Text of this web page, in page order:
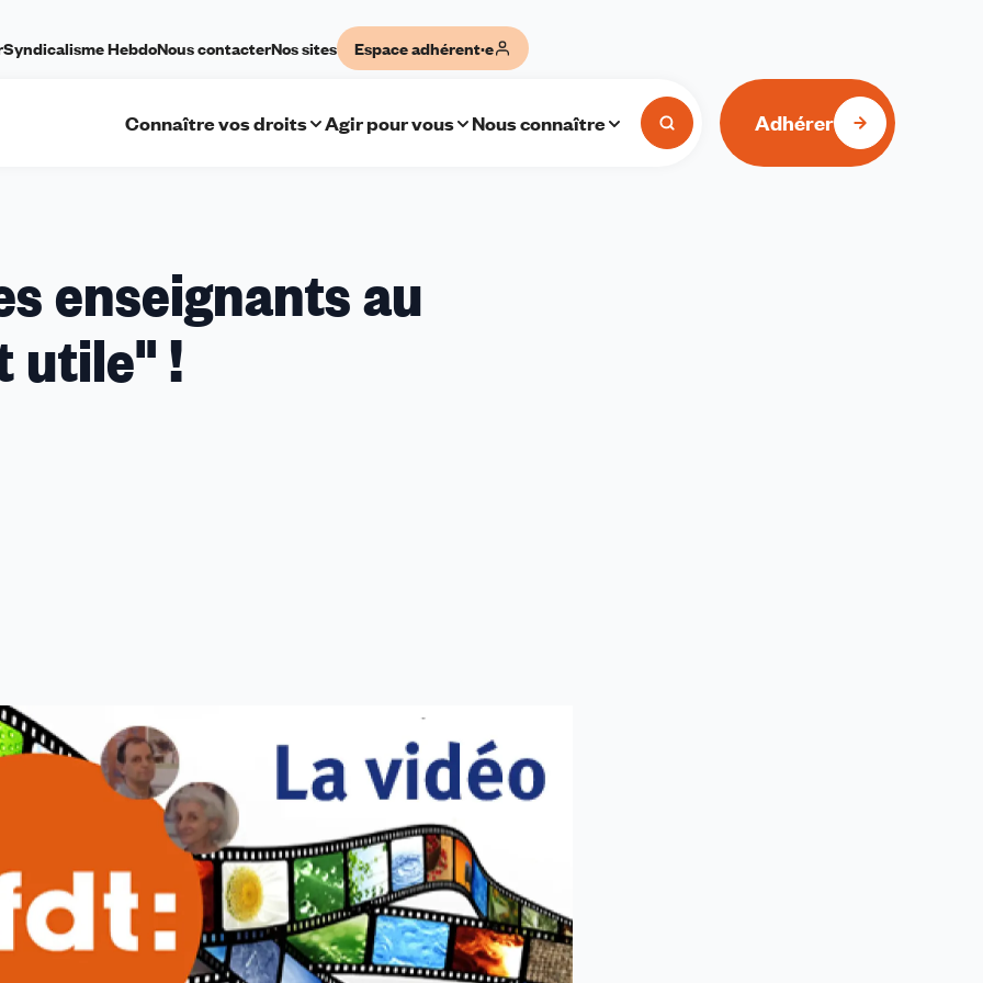
Syndicalisme HebdoNous contacterNos sites Espace adhérent·e
Connaître vos droits Agir pour vous Nous connaître Adhérer
enseignants au
utile" !